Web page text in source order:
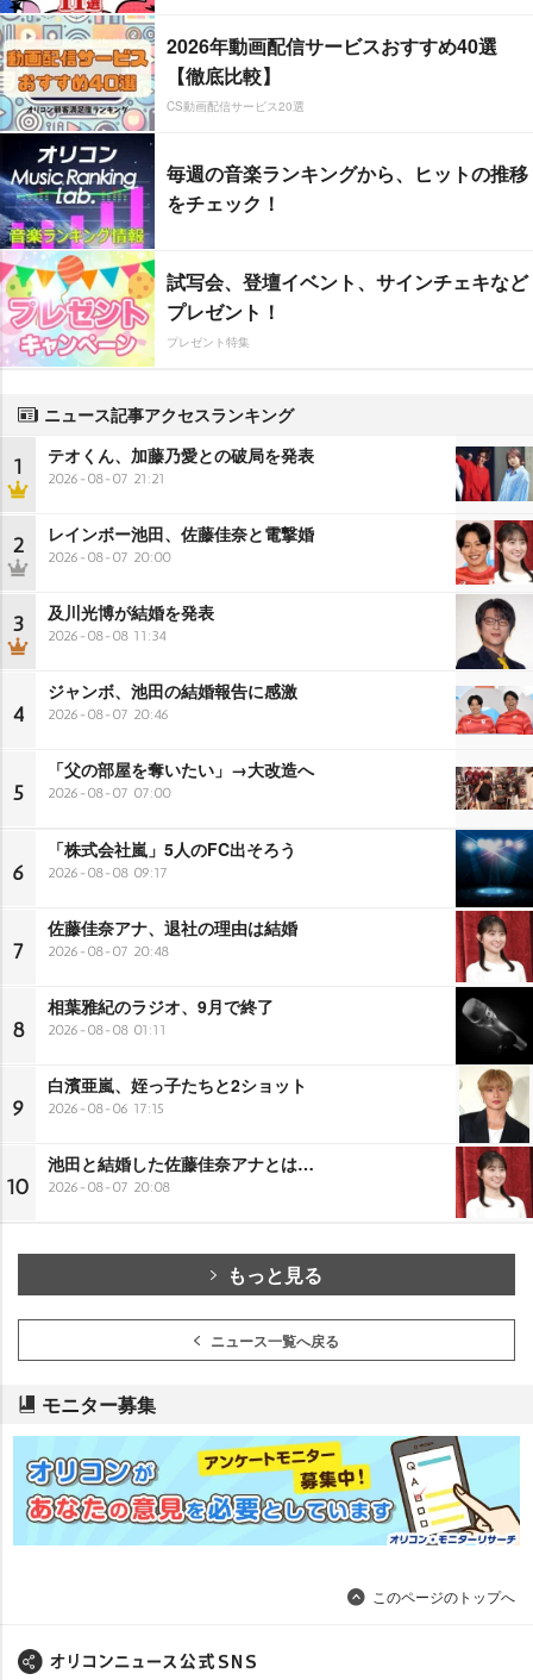
2026年動画配信サービスおすすめ40選
【徹底比較】
CS動画配信サービス20選
毎週の音楽ランキングから、ヒットの推移
をチェック！
試写会、登壇イベント、サインチェキなど
プレゼント！
プレゼント特集
ニュース記事アクセスランキング
1 テオくん、加藤乃愛との破局を発表
2026-08-07 21:21
2 レインボー池田、佐藤佳奈と電撃婚
2026-08-07 20:00
3 及川光博が結婚を発表
2026-08-08 11:34
4
ジャンボ、池田の結婚報告に感激
2026-08-07 20:46
5
「父の部屋を奪いたい」→大改造へ
2026-08-07 07:00
6
「株式会社嵐」5人のFC出そろう
2026-08-08 09:17
7
佐藤佳奈アナ、退社の理由は結婚
2026-08-07 20:48
8
相葉雅紀のラジオ、9月で終了
2026-08-08 01:11
9
白濱亜嵐、姪っ子たちと2ショット
2026-08-06 17:15
10
池田と結婚した佐藤佳奈アナとは…
2026-08-07 20:08
もっと見る
ニュース一覧へ戻る
モニター募集
このページのトップへ